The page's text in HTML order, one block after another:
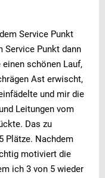
Service Punkt
Service Punkt dann
schönen Lauf,
Ast erwischt,
und mir die
Leitungen vom
Das zu
Plätze. Nachdem
motiviert die
ich 3 von 5 wieder